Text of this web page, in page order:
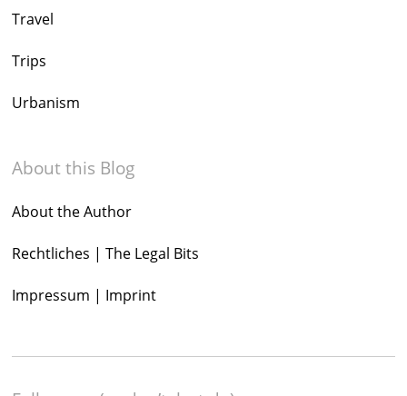
Travel
Trips
Urbanism
About this Blog
About the Author
Rechtliches | The Legal Bits
Impressum | Imprint